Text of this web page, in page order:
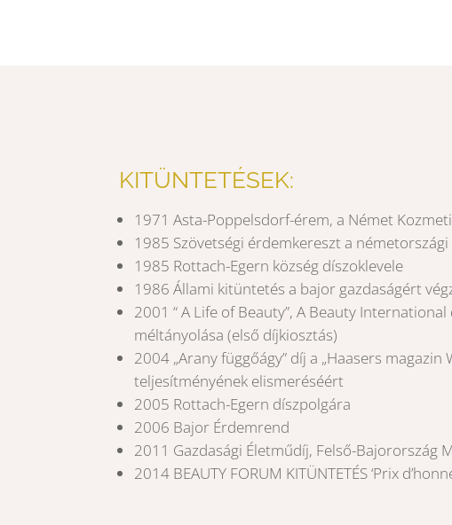
KITÜNTETÉSEK:
1971 Asta-Poppelsdorf-érem, a Német
1985 Szövetségi érdemkereszt a
1985 Rottach-Egern község díszoklevele
1986 Állami kitüntetés a bajor gazdaságért
2001 “ A Life of Beauty”, A Beauty
méltányolása (első díjkiosztás)
2004 „Arany függőágy” díj a „Haasers
teljesítményének elismeréséért
2005 Rottach-Egern díszpolgára
2006 Bajor Érdemrend
2011 Gazdasági Életműdíj, Felső-Bajorország
2014 BEAUTY FORUM KITÜNTETÉS ‘Prix